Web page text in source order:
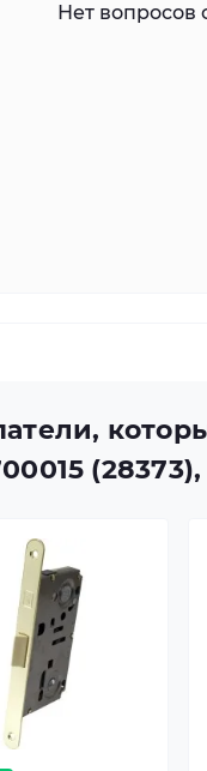
Нет вопросов